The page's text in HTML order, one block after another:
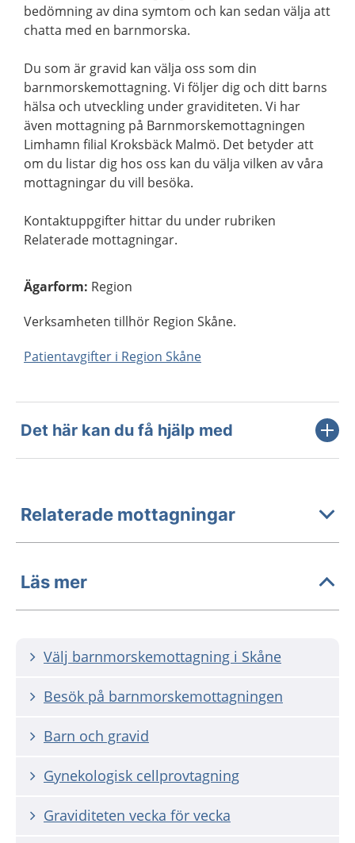
bedömning av dina symtom och kan sedan välja att
chatta med en barnmorska.
Du som är gravid kan välja oss som din
barnmorskemottagning. Vi följer dig och ditt barns
hälsa och utveckling under graviditeten. Vi har
även mottagning på Barnmorskemottagningen
Limhamn filial Kroksbäck Malmö. Det betyder att
om du listar dig hos oss kan du välja vilken av våra
mottagningar du vill besöka.
Kontaktuppgifter hittar du under rubriken
Relaterade mottagningar.
Ägarform: Region
Verksamheten tillhör Region Skåne.
Patientavgifter i Region Skåne
Det här kan du få hjälp med
Relaterade mottagningar
Läs mer
Välj barnmorskemottagning i Skåne
Besök på barnmorskemottagningen
Barn och gravid
Gynekologisk cellprovtagning
Graviditeten vecka för vecka